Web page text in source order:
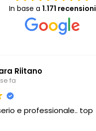
In base a 1.171 recensioni
Riitano
fa
e professionale.. top